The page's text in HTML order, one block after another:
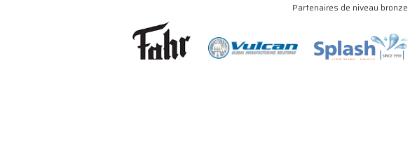
Partenaires de niveau bronze